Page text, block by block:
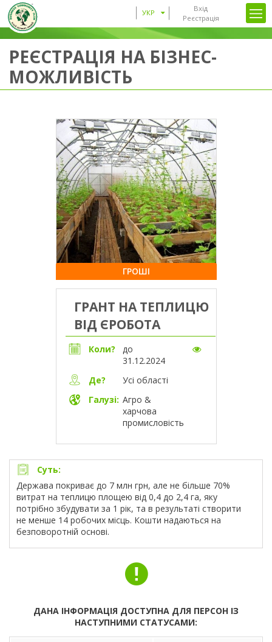
Вхід
Реєстрація
УКР
РЕЄСТРАЦІЯ НА БІЗНЕС-
МОЖЛИВІСТЬ
ГРОШІ
ГРАНТ НА ТЕПЛИЦЮ
ВІД ЄРОБОТА
Коли?
до
31.12.2024
Де?
Усі області
Галузі: Агро &
харчова
промисловість
Суть:
Держава покриває до 7 млн грн, але не більше 70%
витрат на теплицю площею від 0,4 до 2,4 га, яку
потрібно збудувати за 1 рік, та в результаті створити
не менше 14 робочих місць. Кошти надаються на
безповоротній основі.
ДАНА ІНФОРМАЦІЯ ДОСТУПНА ДЛЯ ПЕРСОН ІЗ
НАСТУПНИМИ СТАТУСАМИ: